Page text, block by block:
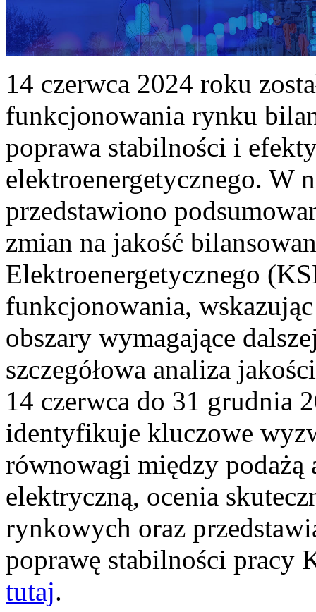
14 czerwca 2024 roku
funkcjonowania rynku
poprawa stabilności i
elektroenergetycznego. W
przedstawiono
zmian na jakość
Elektroenergetycznego
funkcjonowania,
obszary wymagające
szczegółowa analiza
14 czerwca do 31 grudnia
identyfikuje kluczowe
równowagi między podażą
elektryczną, ocenia
rynkowych oraz
poprawę stabilności pracy
tutaj.